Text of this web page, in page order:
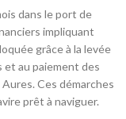
dans le port de
impliquant
grâce à la levée
et au paiement des
Ces démarches
prêt à naviguer.